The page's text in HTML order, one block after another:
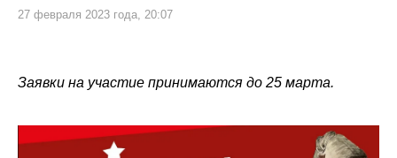
27 февраля 2023 года, 20:07
Заявки на участие принимаются до 25 марта.